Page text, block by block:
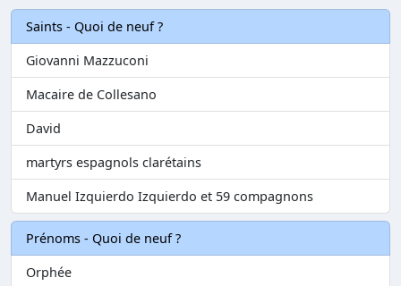
Saints - Quoi de neuf ?
Giovanni Mazzuconi
Macaire de Collesano
David
martyrs espagnols clarétains
Manuel Izquierdo Izquierdo et 59 compagnons
Prénoms - Quoi de neuf ?
Orphée